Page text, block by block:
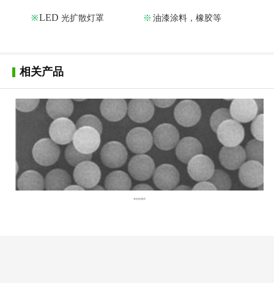
※LED 光扩散灯罩 ※ 油漆涂料， 橡胶等
相关产品
有机硅微球